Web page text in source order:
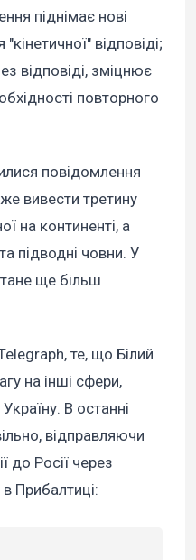
піднімає нові
відповіді;
відповіді, зміцнює
повторного
повідомлення
вивести третину
на континенті, а
підводні човни. У
ще більш
те, що Білий
на інші сфери,
В останні
відправляючи
до Росії через
Прибалтиці: